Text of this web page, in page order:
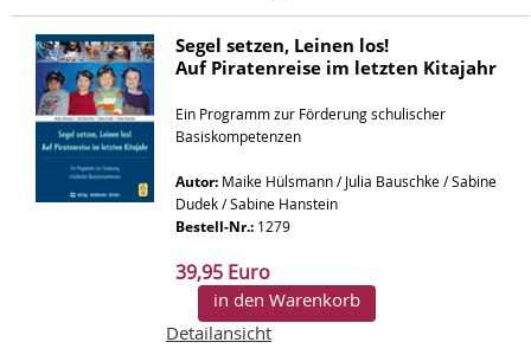
Segel setzen, Leinen los!
Auf Piratenreise im letzten Kitajahr
Ein Programm zur Förderung schulischer
Basiskompetenzen
Autor: Maike Hülsmann / Julia Bauschke / Sabine
Dudek / Sabine Hanstein
Bestell-Nr.: 1279
39,95 Euro
in den Warenkorb
Detailansicht